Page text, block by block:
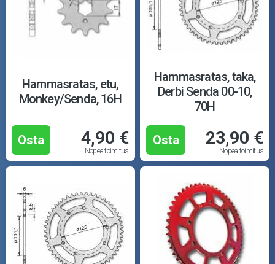
Hammasratas, etu,
Monkey/Senda, 16H
Osta 4,90 €
Nopea toimitus
Hammasratas, taka,
Derbi Senda 00-10,
70H
Osta 23,90 €
Nopea toimitus